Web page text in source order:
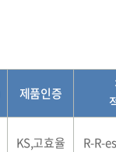
제품인증
KS,고효율 R-R-